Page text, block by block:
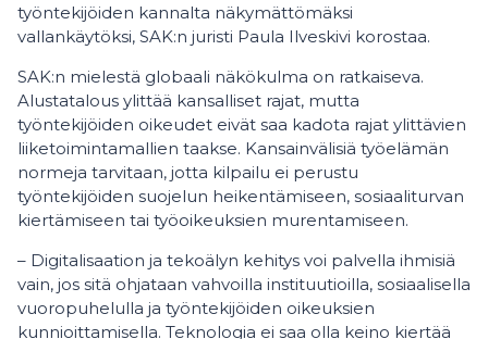
työntekijöiden kannalta näkymättömäksi
vallankäytöksi, SAK:n juristi Paula Ilveskivi korostaa.
SAK:n mielestä globaali näkökulma on ratkaiseva.
Alustatalous ylittää kansalliset rajat, mutta
työntekijöiden oikeudet eivät saa kadota rajat ylittävien
liiketoimintamallien taakse. Kansainvälisiä työelämän
normeja tarvitaan, jotta kilpailu ei perustu
työntekijöiden suojelun heikentämiseen, sosiaaliturvan
kiertämiseen tai työoikeuksien murentamiseen.
– Digitalisaation ja tekoälyn kehitys voi palvella ihmisiä
vain, jos sitä ohjataan vahvoilla instituutioilla, sosiaalisella
vuoropuhelulla ja työntekijöiden oikeuksien
kunnioittamisella. Teknologia ei saa olla keino kiertää